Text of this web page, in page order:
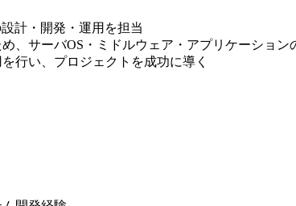
計・開発・運用を担当
、サーバOS・ミドルウェア・アプリケーショ
行い、プロジェクトを成功に導く